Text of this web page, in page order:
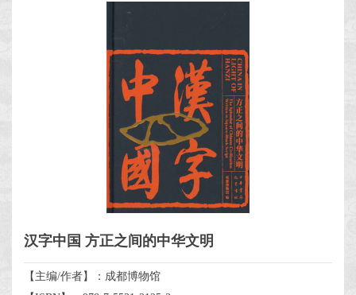
汉字中国 方正之间的中华文明
【主编/作者】：成都博物馆